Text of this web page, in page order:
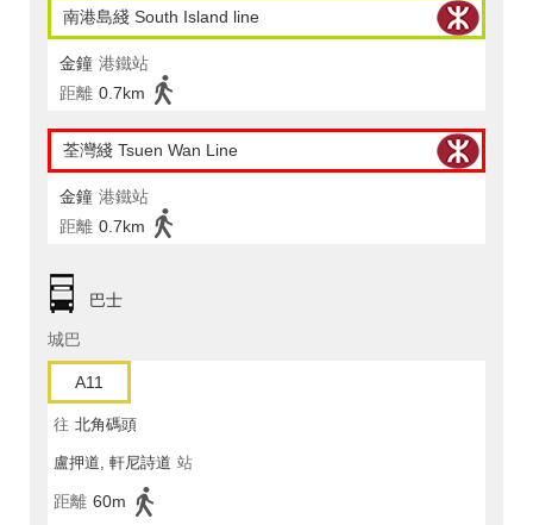
南港島綫 South Island line
金鐘 港鐵站
距離 0.7km
荃灣綫 Tsuen Wan Line
金鐘 港鐵站
距離 0.7km
巴士
城巴
A11
往 北角碼頭
盧押道, 軒尼詩道 站
距離 60m